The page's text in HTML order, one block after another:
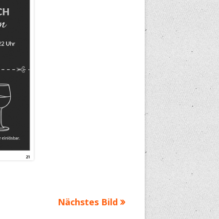
Nächstes Bild